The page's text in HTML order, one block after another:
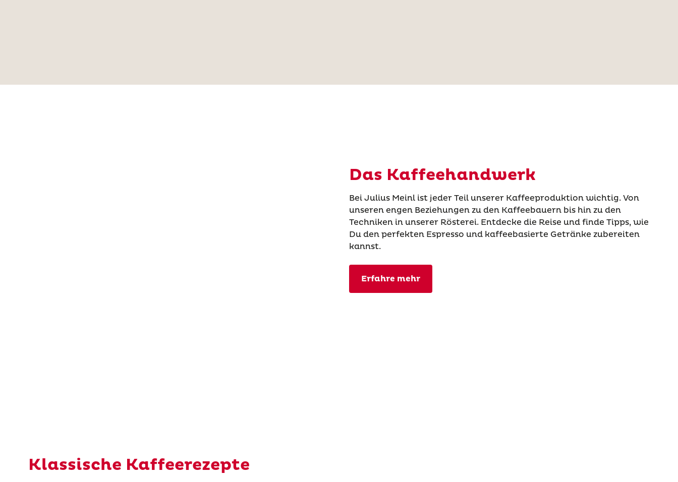
Das Kaffeehandwerk
Bei Julius Meinl ist jeder Teil unserer Kaffeeproduktion wichtig. Von
unseren engen Beziehungen zu den Kaffeebauern bis hin zu den
Techniken in unserer Rösterei. Entdecke die Reise und finde Tipps, wie
Du den perfekten Espresso und kaffeebasierte Getränke zubereiten
kannst.
Erfahre mehr
Klassische Kaffeerezepte